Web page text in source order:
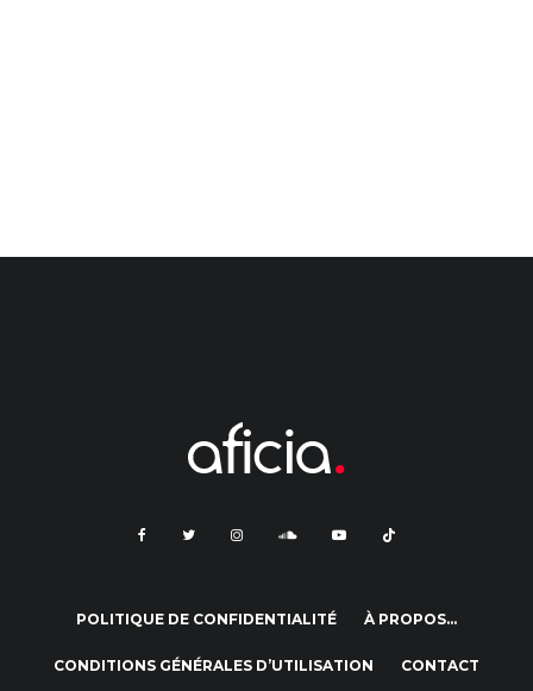
POLITIQUE DE CONFIDENTIALITÉ À PROPOS…
CONDITIONS GÉNÉRALES D’UTILISATION CONTACT